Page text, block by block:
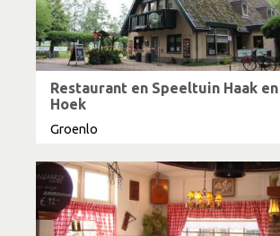
Restaurant en Speeltuin Haak en
Hoek
Groenlo